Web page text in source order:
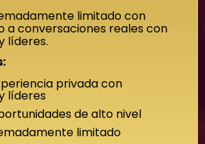
limitado con
a conversaciones reales con
líderes.
privada con
líderes
de alto nivel
limitado